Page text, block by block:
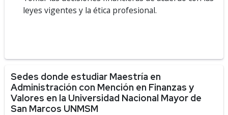
leyes vigentes y la ética profesional.
Sedes donde estudiar Maestría en
Administración con Mención en Finanzas y
Valores en la Universidad Nacional Mayor de
San Marcos UNMSM